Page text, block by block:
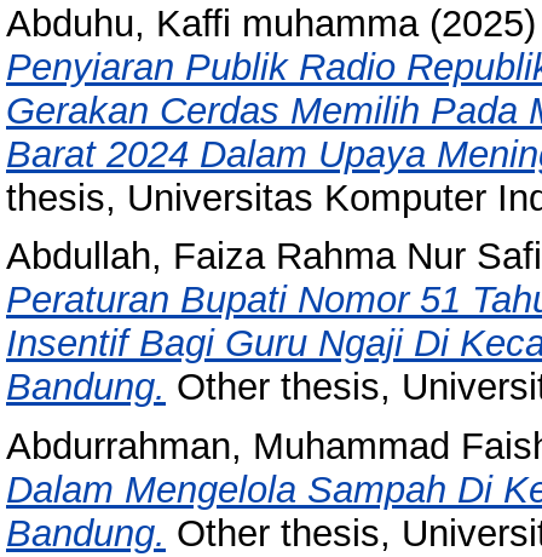
Abduhu, Kaffi muhamma
Penyiaran Publik Radio
Gerakan Cerdas Memilih Pada
Barat 2024 Dalam Upaya
thesis, Universitas Komputer
Abdullah, Faiza Rahma Nur
Peraturan Bupati Nomor 51
Insentif Bagi Guru Ngaji Di
Bandung. Other thesis,
Abdurrahman, Muhammad
Dalam Mengelola Sampah Di
Bandung. Other thesis,